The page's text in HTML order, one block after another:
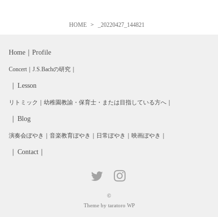
HOME _20220427_144821
Home Profile
Concert J.S.Bachの研究
Lesson
リトミック 幼稚園教諭・保育士・または目指している方へ
Blog
演奏会ぼやき 音楽教育ぼやき 日常ぼやき 映画ぼやき
Contact
©
Theme by taratoro WP